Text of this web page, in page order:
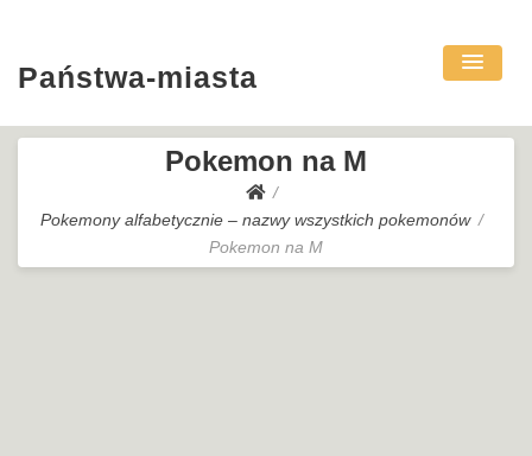
Państwa-miasta
Pokemon na M
Pokemony alfabetycznie – nazwy wszystkich pokemonów
Pokemon na M